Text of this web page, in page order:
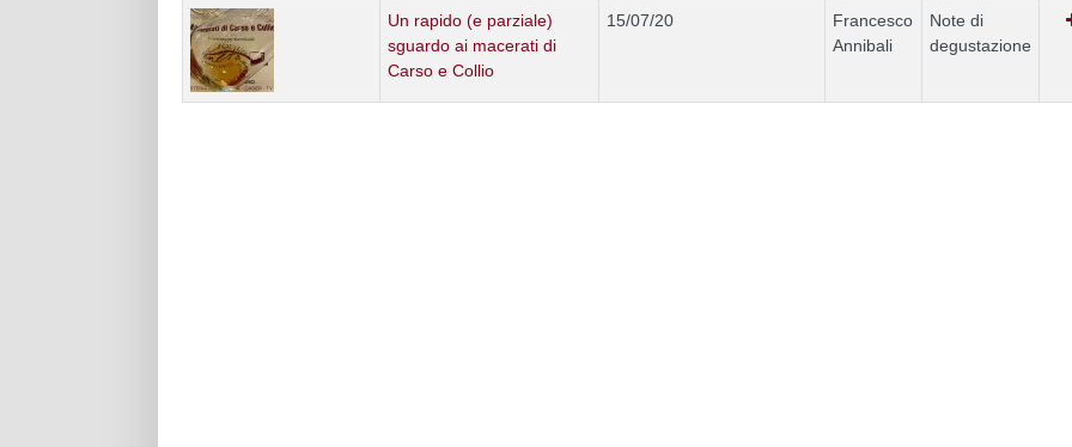
Un rapido (e parziale)
sguardo ai macerati di
Carso e Collio
15/07/20
Francesco
Annibali
Note di
degustazione